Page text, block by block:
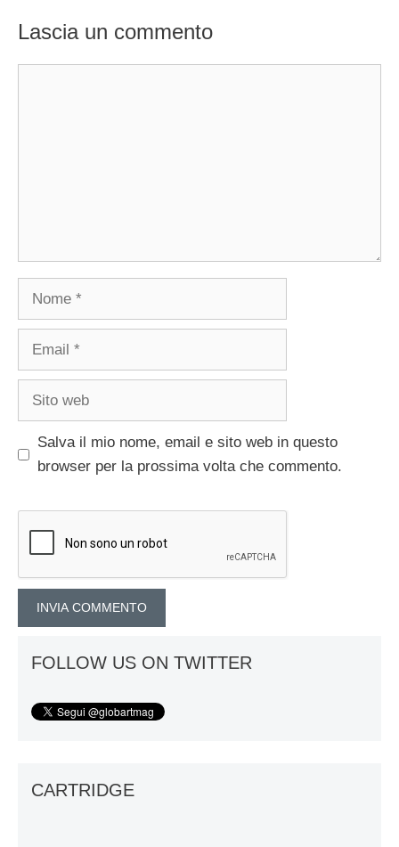
Lascia un commento
Nome
Email
Sito
Salva il mio nome, email e sito web in questo
browser per la prossima volta che commento.
FOLLOW US ON TWITTER
CARTRIDGE